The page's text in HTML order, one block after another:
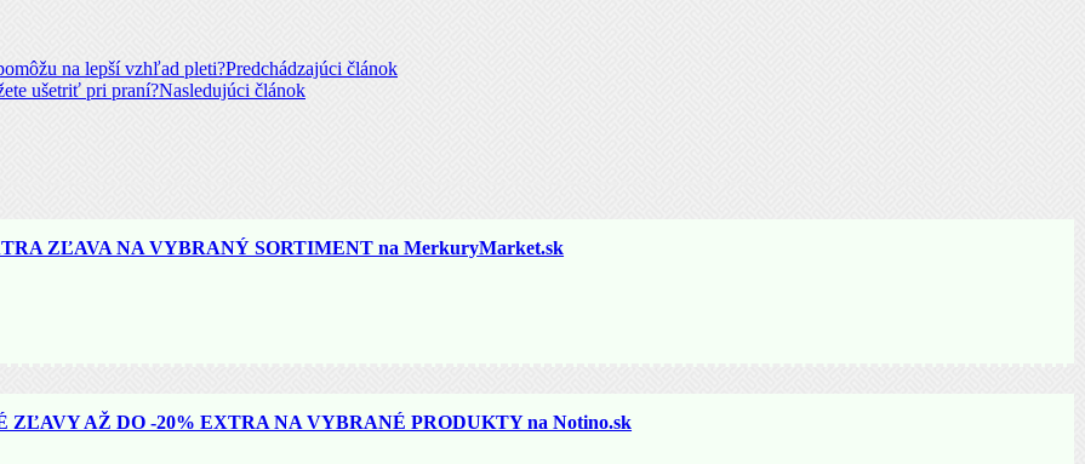
na lepší vzhľad pleti?Predchádzajúci článok
ušetriť pri praní?Nasledujúci článok
ZĽAVA NA VYBRANÝ SORTIMENT na MerkuryMarket.sk
AŽ DO -20% EXTRA NA VYBRANÉ PRODUKTY na Notino.sk